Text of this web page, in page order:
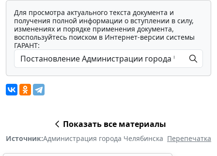
Для просмотра актуального текста документа и
получения полной информации о вступлении в силу,
изменениях и порядке применения документа,
воспользуйтесь поиском в Интернет-версии системы
ГАРАНТ:
Показать все материалы
Источник:Администрация города Челябинска Перепечатка